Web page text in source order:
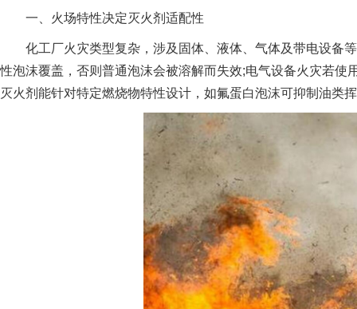
一、火场特性决定灭火剂适配性
化工厂火灾类型复杂，涉及固体、液体、气体及带电设备等
性泡沫覆盖，否则普通泡沫会被溶解而失效;电气设备火灾若
灭火剂能针对特定燃烧物特性设计，如氟蛋白泡沫可抑制油类